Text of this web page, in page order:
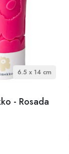
6.5 x 14 cm
- Rosada